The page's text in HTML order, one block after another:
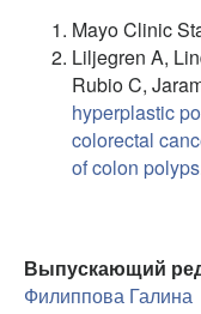
Mayo Clinic
Liljegren A,
Rubio C,
hyperplastic
colorectal
of colon polyps
Выпускающий
Филиппова Галина